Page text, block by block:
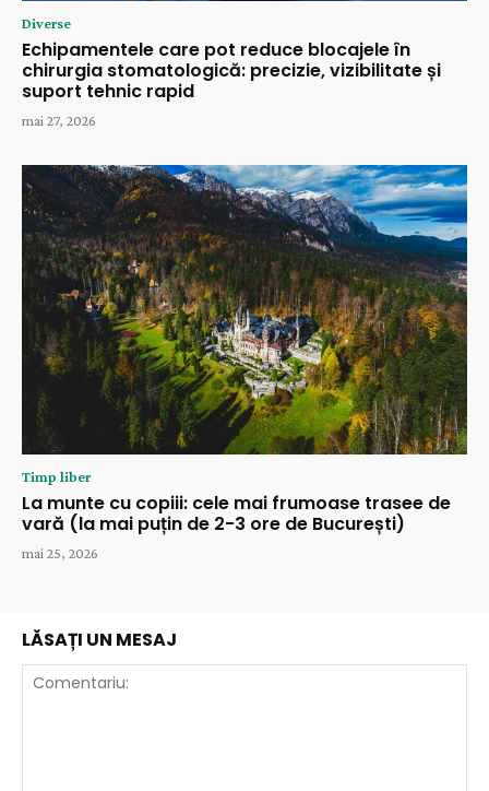
Diverse
Echipamentele care pot reduce blocajele în
chirurgia stomatologică: precizie, vizibilitate și
suport tehnic rapid
mai 27, 2026
Timp liber
La munte cu copiii: cele mai frumoase trasee de
vară (la mai puțin de 2-3 ore de București)
mai 25, 2026
LĂSAȚI UN MESAJ